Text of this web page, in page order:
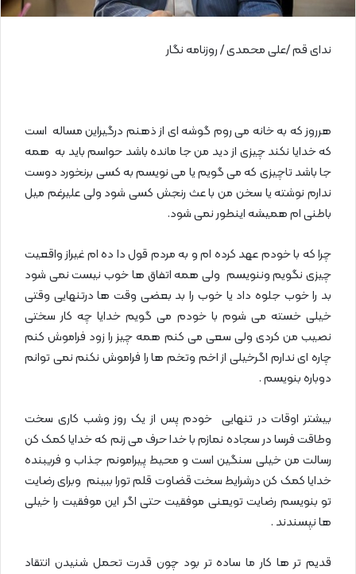
ندای قم /علی محمدی / روزنامه نگار
هرروز که به خانه می روم گوشه ای از ذهنم درگیراین مساله است
که خدایا نکند چیزی از دید من جا مانده باشد حواسم باید به همه
جا باشد تاچیزی که می گویم یا می نویسم به کسی برنخورد دوست
ندارم نوشته یا سخن من با عث رنجش کسی شود ولی علیرغم میل
باطنی ام همیشه اینطور نمی شود.
چرا که با خودم عهد کرده ام و به مردم قول دا ده ام غیراز واقعیت
چیزی نگویم وننویسم ولی همه اتفاق ها خوب نیست نمی شود
بد را خوب جلوه داد یا خوب را بد بعضی وقت ها درتنهایی وقتی
خیلی خسته می شوم با خودم می گویم خدایا چه کار سختی
نصیب من کردی ولی سعی می کنم همه چیز را زود فراموش کنم
چاره ای ندارم اگرخیلی از اخم وتخم ها را فراموش نکنم نمی توانم
دوباره بنویسم .
بیشتر اوقات در تنهایی خودم پس از یک روز وشب کاری سخت
وطاقت فرسا در سجاده نمازم با خدا حرف می زنم که خدایا کمک کن
رسالت من خیلی سنگین است و محیط پیرامونم جذاب و فریبنده
خدایا کمک کن درشرایط سخت قضاوت قلم تورا ببینم وبرای رضایت
تو بنویسم رضایت تویعنی موفقیت حتی اگر این موفقیت را خیلی
ها نپسندند .
قدیم تر ها کار ما ساده تر بود چون قدرت تحمل شنیدن انتقاد